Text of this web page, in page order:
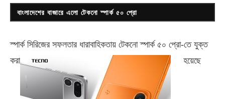
বাংলাদেশের বাজারে এলো টেকনো স্পার্ক ৫০ প্রো
স্পার্ক সিরিজের সফলতার ধারাবাহিকতায় টেকনোস্পার্ক ৫০ প্রো-তে যুক্ত
করা
হয়েছে